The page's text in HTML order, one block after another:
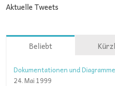
Aktuelle Tweets
Beliebt
Dokumentationen und
24. Mai 1999